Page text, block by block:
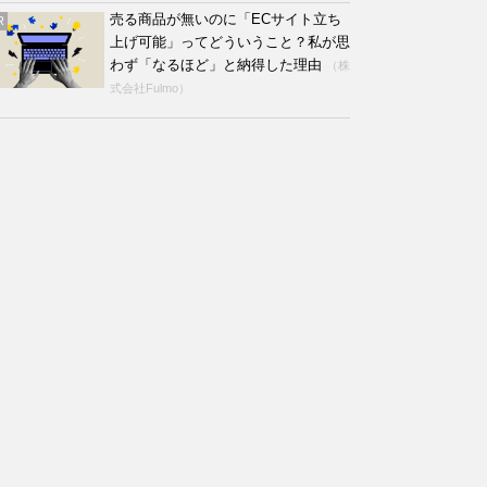
売る商品が無いのに「ECサイト立ち
上げ可能」ってどういうこと？私が思
わず「なるほど」と納得した理由
（株
式会社Fulmo）